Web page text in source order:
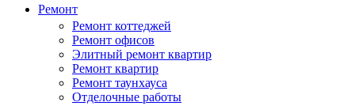
Ремонт
Ремонт коттеджей
Ремонт офисов
Элитный ремонт квартир
Ремонт квартир
Ремонт таунхауса
Отделочные работы